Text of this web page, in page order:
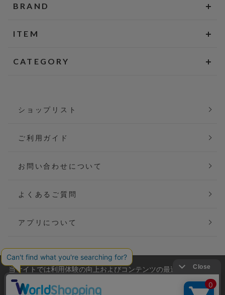
BRAND
ITEM
CATEGORY
ショップリスト
ご利用ガイド
お問い合わせについて
よくあるご質問
アプリについて
会社概要
ご利用規約
当サイトでは利用体験の向上およびコンテンツの最適な提供、ト
ラフィックの分析を目的としてCookieを使用しています。
サイトの閲覧を継続された場合、Cookieの利用に同意したことも